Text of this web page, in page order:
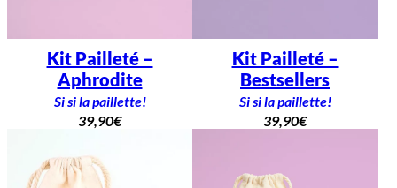
Kit Pailleté –
Aphrodite
Si si la paillette!
39,90€
Kit Pailleté –
Bestsellers
Si si la paillette!
39,90€